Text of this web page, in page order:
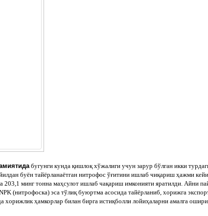
бугунги кунда қишлоқ хўжалиги учун зарур бўлган икки
буён тайёрланаётган нитрофос ўғитини ишлаб чиқариш ҳажми
203,1 минг тонна маҳсулот ишлаб чақариш имконияти яратилди. Айни
(нитрофоска) эса тўлиқ буюртма асосида тайёрланиб, хорижга
ҳамкорлар билан бирга истиқболли лойиҳаларни амалга